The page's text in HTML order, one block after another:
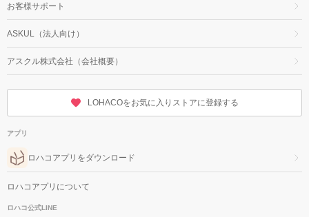
お客様サポート
ASKUL（法人向け）
アスクル株式会社（会社概要）
LOHACOをお気に入りストアに登録する
アプリ
ロハコアプリをダウンロード
ロハコアプリについて
ロハコ公式LINE